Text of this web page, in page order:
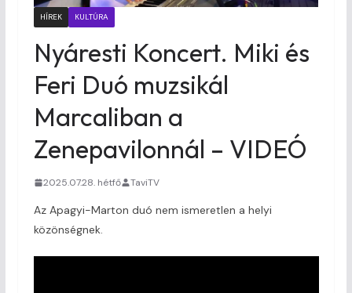
HÍREK KULTÚRA
Nyáresti Koncert. Miki és
Feri Duó muzsikál
Marcaliban a
Zenepavilonnál – VIDEÓ
2025.07.28. hétfő TaviTV
Az Apagyi-Marton duó nem ismeretlen a helyi
közönségnek.